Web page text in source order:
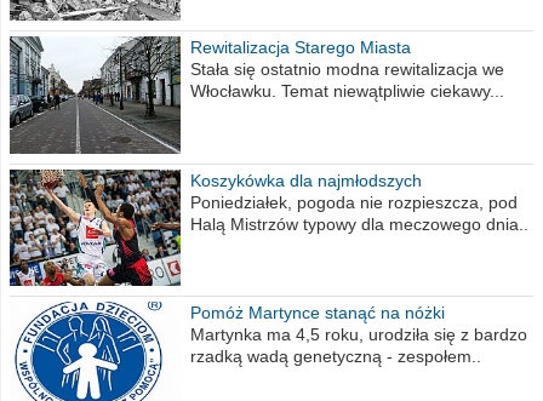
Rewitalizacja Starego Miasta
Stała się ostatnio modna rewitalizacja we
Włocławku. Temat niewątpliwie ciekawy...
Koszykówka dla najmłodszych
Poniedziałek, pogoda nie rozpieszcza, pod
Halą Mistrzów typowy dla meczowego dnia..
Pomóż Martynce stanąć na nóżki
Martynka ma 4,5 roku, urodziła się z bardzo
rzadką wadą genetyczną - zespołem..